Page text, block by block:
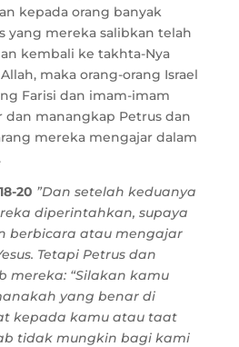
kepada orang banyak
yang mereka salibkan telah
kembali ke takhta-Nya
maka orang-orang Israel
Farisi dan imam-imam
dan manangkap Petrus dan
mereka mengajar dalam
20 ”Dan setelah keduanya
diperintahkan, supaya
berbicara atau mengajar
Tetapi Petrus dan
mereka: “Silakan kamu
yang benar di
kepada kamu atau taat
tidak mungkin bagi kami